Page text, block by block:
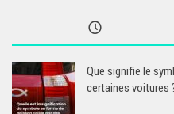
Que signifie le
certaines voitures